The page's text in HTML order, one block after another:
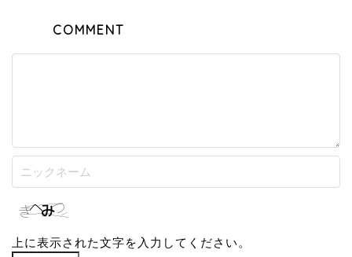
COMMENT
上に表示された文字を入力してください。